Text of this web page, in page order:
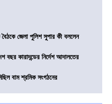
বৈঠকে জেলা পুলিশ সুপার কী বললেন
বছর কারাদন্ডের নির্দেশ আদালতের
বাম শ্রমিক সংগঠনের